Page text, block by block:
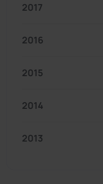
2017
2016
2015
2014
2013